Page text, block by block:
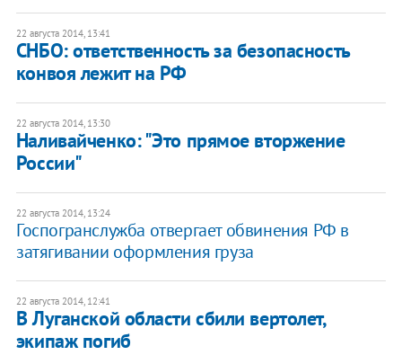
22 августа 2014, 13:41
СНБО: ответственность за безопасность
конвоя лежит на РФ
22 августа 2014, 13:30
Наливайченко: "Это прямое вторжение
России"
22 августа 2014, 13:24
Госпогранслужба отвергает обвинения РФ в
затягивании оформления груза
22 августа 2014, 12:41
В Луганской области сбили вертолет,
экипаж погиб